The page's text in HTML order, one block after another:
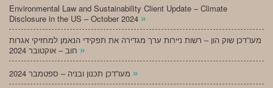
Environmental Law and Sustainability Client Update – Climate
Disclosure in the US – October 2024 »
מעו”דכן שוק הון – רשות ניירות ערך מגדירה את תפקידי הנאמן למחזיקי אגרות
»
»